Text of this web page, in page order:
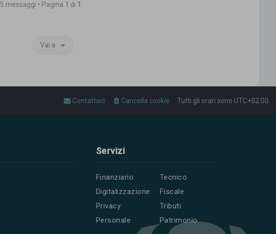
5 messaggi • Pagina 1 di 1
Vai a
Tutti gli orari sono UTC+02:00
Cancella cookie
Contattaci
Servizi
Finanziario
Digitalizzazione
Privacy
Personale
Tecnico
Fiscale
Tributi
Patrimonio